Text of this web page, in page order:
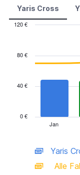
Yaris Cross
has
displaying
categories.
Jan
0 €
40 €
80 €
120 €
Yaris
Alle